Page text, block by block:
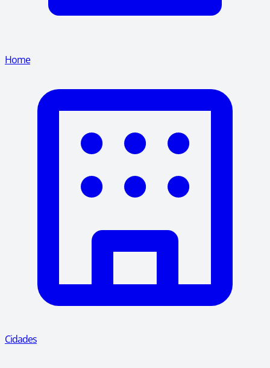
Home
Cidades